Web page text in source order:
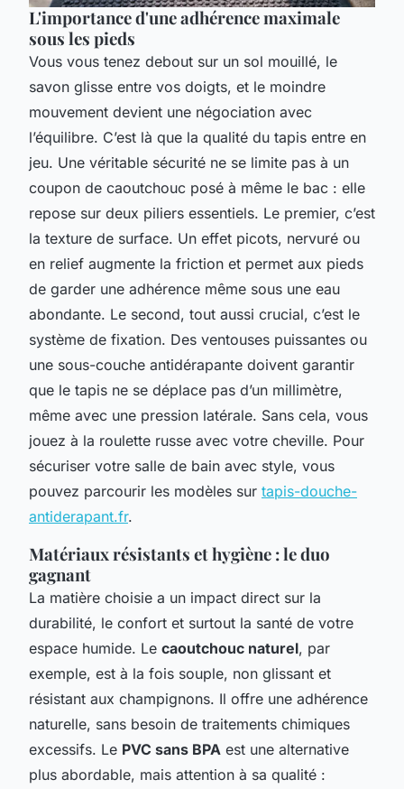
L'importance d'une adhérence maximale
sous les pieds
Vous vous tenez debout sur un sol mouillé, le
savon glisse entre vos doigts, et le moindre
mouvement devient une négociation avec
l’équilibre. C’est là que la qualité du tapis entre en
jeu. Une véritable sécurité ne se limite pas à un
coupon de caoutchouc posé à même le bac : elle
repose sur deux piliers essentiels. Le premier, c’est
la texture de surface. Un effet picots, nervuré ou
en relief augmente la friction et permet aux pieds
de garder une adhérence même sous une eau
abondante. Le second, tout aussi crucial, c’est le
système de fixation. Des ventouses puissantes ou
une sous-couche antidérapante doivent garantir
que le tapis ne se déplace pas d’un millimètre,
même avec une pression latérale. Sans cela, vous
jouez à la roulette russe avec votre cheville. Pour
sécuriser votre salle de bain avec style, vous
pouvez parcourir les modèles sur tapis-douche-
antiderapant.fr.
Matériaux résistants et hygiène : le duo
gagnant
La matière choisie a un impact direct sur la
durabilité, le confort et surtout la santé de votre
espace humide. Le caoutchouc naturel, par
exemple, est à la fois souple, non glissant et
résistant aux champignons. Il offre une adhérence
naturelle, sans besoin de traitements chimiques
excessifs. Le PVC sans BPA est une alternative
plus abordable, mais attention à sa qualité :